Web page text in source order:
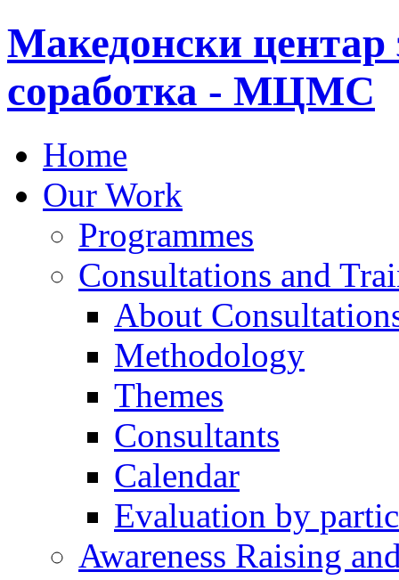
Македонски центар
соработка - МЦМС
Home
Our Work
Programmes
Consultations and
About
Methodology
Themes
Consultants
Calendar
Evaluation by
Awareness Raising